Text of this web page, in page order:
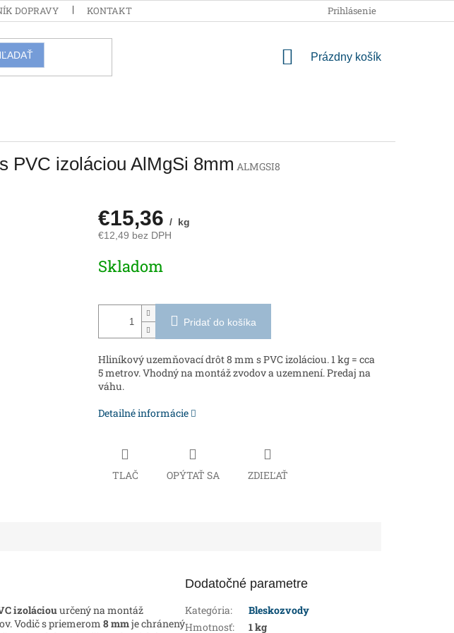
DOPRAVY KONTAKT PODMIENKY OCHRANY
Prihlásenie
NÁKUPNÝ
Prázdny košík
PVC izoláciou AlMgSi 8mm ALMGSI8
€15,36 / kg
€12,49 bez DPH
cena:
Skladom
Pridať do košíka
Hliníkový uzemňovací drôt 8 mm s PVC izoláciou. 1 kg = cca
5 metrov. Vhodný na montáž zvodov a uzemnení. Predaj na
váhu.
Detailné informácie
TLAČ OPÝTAŤ SA ZDIEĽAŤ
izoláciouurčený na montáž
Vodič s priemerom 8 mmje chránený
Dodatočné parametre
Kategória:
Bleskozvody
Hmotnosť: 1 kg